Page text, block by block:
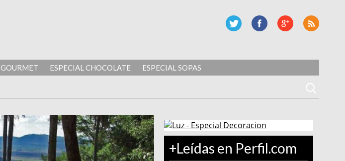
GOURMET ESPECIAL CHOCOLATE ESPECIAL SOPAS
+Leídas en Perfil.com